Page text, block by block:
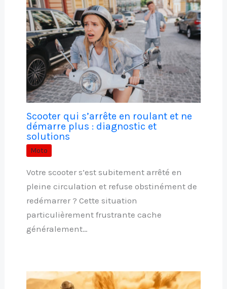
Scooter qui s’arrête en roulant et ne
démarre plus : diagnostic et
solutions
Moto
Votre scooter s’est subitement arrêté en
pleine circulation et refuse obstinément de
redémarrer ? Cette situation
particulièrement frustrante cache
généralement…